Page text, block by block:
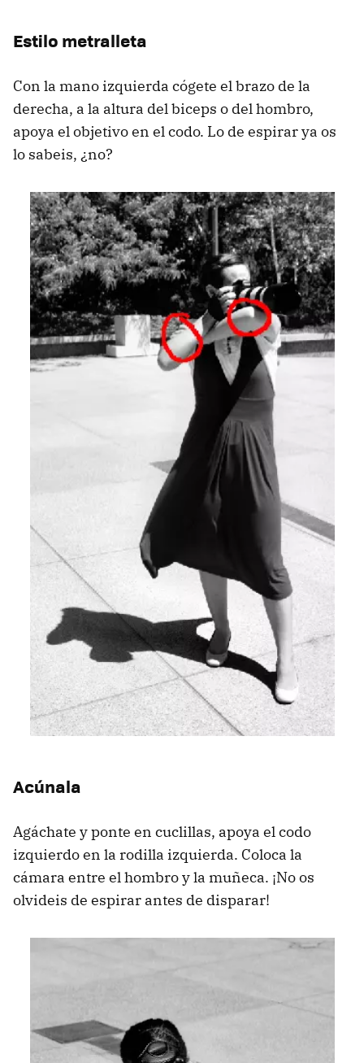
Estilo metralleta
Con la mano izquierda cógete el brazo de la
derecha, a la altura del biceps o del hombro,
apoya el objetivo en el codo. Lo de espirar ya os
lo sabeis, ¿no?
Acúnala
Agáchate y ponte en cuclillas, apoya el codo
izquierdo en la rodilla izquierda. Coloca la
cámara entre el hombro y la muñeca. ¡No os
olvideis de espirar antes de disparar!